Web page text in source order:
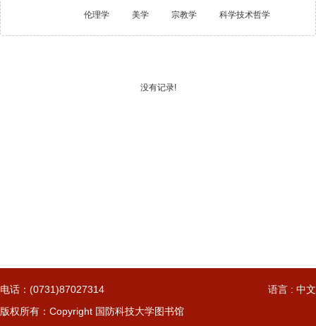
伦理学 美学 宗教学 科学技术哲学
电话：(0731)87027314
语言 : 中文
版权所有：Copyright 国防科技大学图书馆